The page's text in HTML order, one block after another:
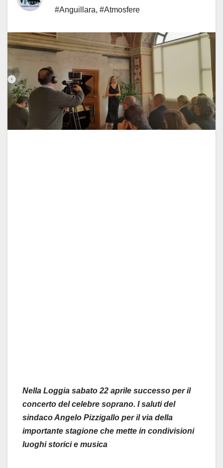
#Anguillara, #Atmosfere
Nella Loggia sabato 22 aprile successo per il
concerto del celebre soprano. I saluti del
sindaco Angelo Pizzigallo per il via della
importante stagione che mette in condivisioni
luoghi storici e musica